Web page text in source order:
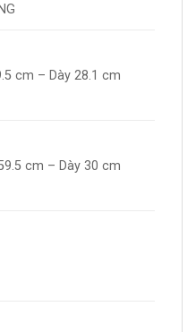
cm – Dày 28.1 cm
cm – Dày 30 cm